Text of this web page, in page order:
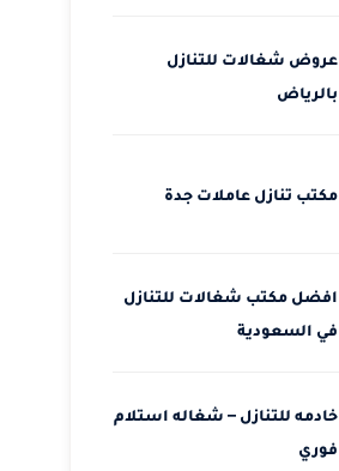
عروض شغالات للتنازل
بالرياض
مكتب تنازل عاملات جدة
افضل مكتب شغالات للتنازل
في السعودية
خادمه للتنازل – شغاله استلام
فوري